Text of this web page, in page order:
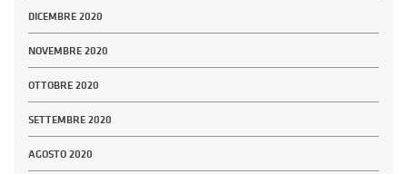
DICEMBRE 2020
NOVEMBRE 2020
OTTOBRE 2020
SETTEMBRE 2020
AGOSTO 2020